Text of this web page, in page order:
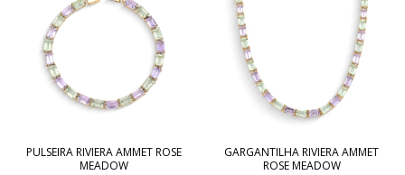
PULSEIRA RIVIERA AMMET ROSE
MEADOW
GARGANTILHA RIVIERA AMMET
ROSE MEADOW